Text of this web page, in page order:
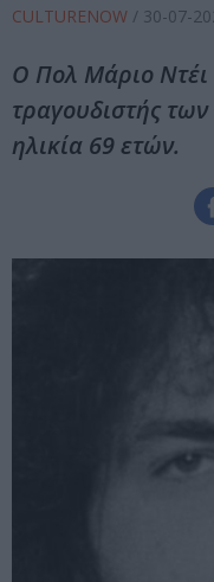
CULTURENOW / 30-07-
Ο Πολ Μάριο
τραγουδιστής
ηλικία 69 ετών.